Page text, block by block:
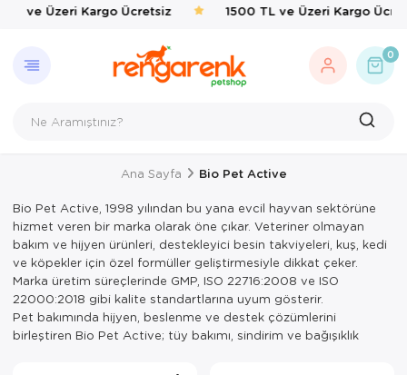
TL ve Üzeri Kargo Ücretsiz 1500 TL ve Üzeri Kargo
0
GERI DÖN
Kedi
KEDI
Kedi Taşıma
Kedi Hijyen &
Kedi
Kedi
KÖPEK
Kedi
Köpek Hijyen
Köpek
Köpek
KUŞ
Kafes & Yuva
Yemlik &
EVCIL
Kedi Mama &
Balık
BALIK
Balık Yemleri
Kaplumbağa
Yemler & Ek
Bakım &
Çevre
ÇEVRE
Haşere
Ana Sayfa Bio Pet Active
Bio Pet Active, 1998 yılından bu yana evcil hayvan sektörüne
hizmet veren bir marka olarak öne çıkar. Veteriner olmayan
bakım ve hijyen ürünleri, destekleyici besin takviyeleri, kuş, kedi
ve köpekler için özel formüller geliştirmesiyle dikkat çeker.
Marka üretim süreçlerinde GMP, ISO 22716:2008 ve ISO
22000:2018 gibi kalite standartlarına uyum gösterir.
Pet bakımında hijyen, beslenme ve destek çözümlerini
birleştiren Bio Pet Active; tüy bakımı, sindirim ve bağışıklık
ürün gamı sunar. Marka, hem evcil hayvanların yaşam kalitesini